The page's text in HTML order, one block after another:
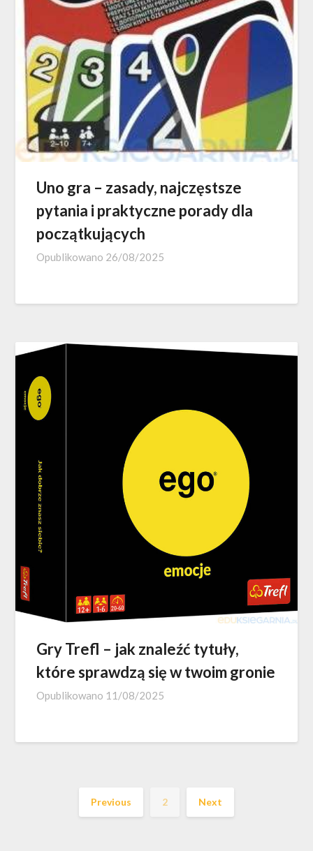
Uno gra – zasady, najczęstsze
pytania i praktyczne porady dla
początkujących
Opublikowano 26/08/2025
Gry Trefl – jak znaleźć tytuły,
które sprawdzą się w twoim gronie
Opublikowano 11/08/2025
Previous 2 Next